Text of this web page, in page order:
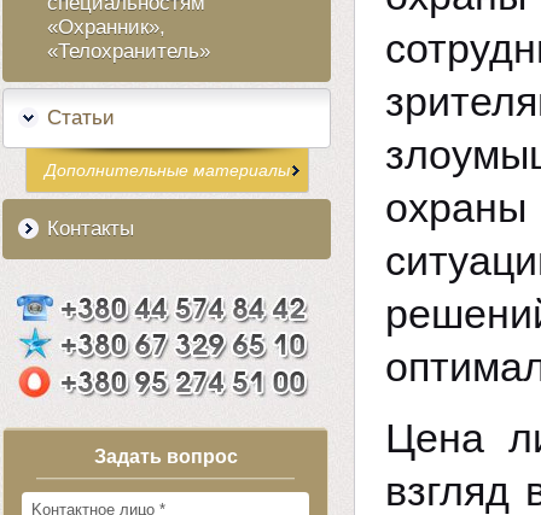
«Охранник»,
«Телохранитель»
Статьи
Дополнительные материалы
Контакты
Задать вопрос
Цена
взгляд